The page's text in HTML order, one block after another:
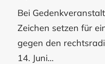
Bei
Zeichen setzen für
gegen den
14. Juni…